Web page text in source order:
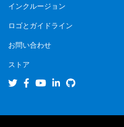
インクルージョン
ロゴとガイドライン
お問い合わせ
ストア